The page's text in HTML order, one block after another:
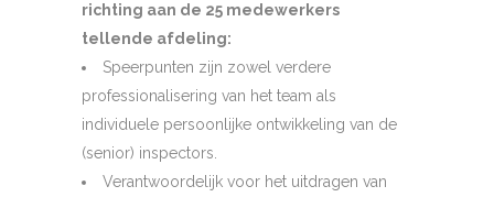
richting aan de 25 medewerkers
tellende afdeling:
Speerpunten zijn zowel verdere
professionalisering van het team als
individuele persoonlijke ontwikkeling van de
(senior) inspectors.
Verantwoordelijk voor het uitdragen van